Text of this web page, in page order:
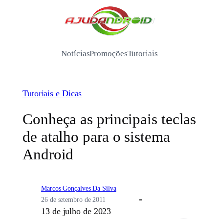
/
NotíciasPromoçõesTutoriais
Tutoriais e Dicas
Conheça as principais teclas
de atalho para o sistema
Android
Marcos Gonçalves Da Silva
26 de setembro de 2011
13 de julho de 2023